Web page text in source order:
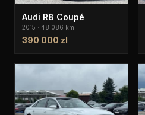
Audi R8 Coupé
2015 · 48 086 km
390 000 zl